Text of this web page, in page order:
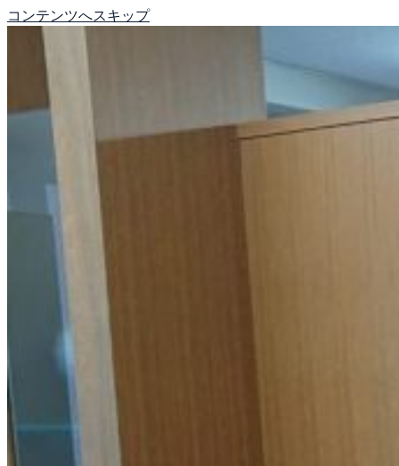
コンテンツへスキップ